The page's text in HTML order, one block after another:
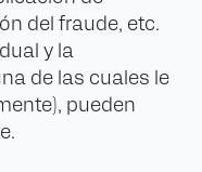
del fraude, etc.
y la
de las cuales le
pueden